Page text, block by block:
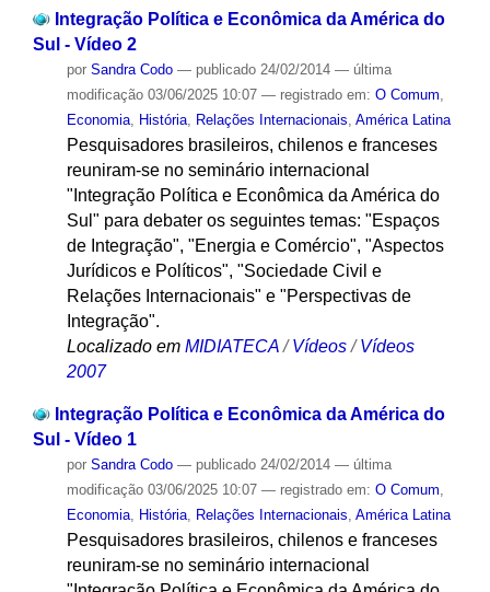
Integração Política e Econômica da América do
Sul - Vídeo 2
por Sandra Codo — publicado24/02/2014 — última
modificação03/06/2025 10:07 — registrado em: O Comum,
Economia, História, Relações Internacionais, América Latina
Pesquisadores brasileiros, chilenos e franceses
reuniram-se no seminário internacional
"Integração Política e Econômica da América do
Sul" para debater os seguintes temas: "Espaços
de Integração", "Energia e Comércio", "Aspectos
Jurídicos e Políticos", "Sociedade Civil e
Relações Internacionais" e "Perspectivas de
Integração".
Localizado em MIDIATECA /Vídeos /Vídeos
2007
Integração Política e Econômica da América do
Sul - Vídeo 1
por Sandra Codo — publicado24/02/2014 — última
modificação03/06/2025 10:07 — registrado em: O Comum,
Economia, História, Relações Internacionais, América Latina
Pesquisadores brasileiros, chilenos e franceses
reuniram-se no seminário internacional